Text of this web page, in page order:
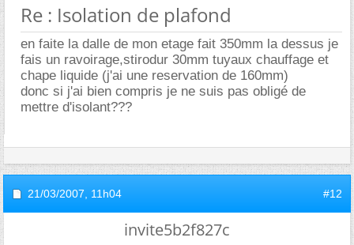
Re : Isolation de plafond
en faite la dalle de mon etage fait 350mm la dessus je
fais un ravoirage,stirodur 30mm tuyaux chauffage et
chape liquide (j'ai une reservation de 160mm)
donc si j'ai bien compris je ne suis pas obligé de
mettre d'isolant???
21/03/2007, 11h04 #12
invite5b2f827c